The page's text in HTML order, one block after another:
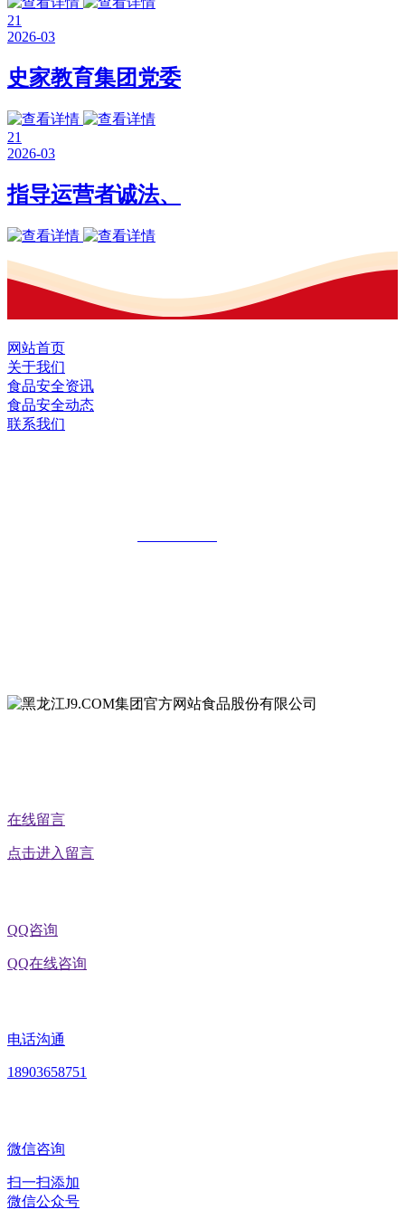
21
2026-03
史家教育集团党委
21
2026-03
指导运营者诚法、
网站首页
关于我们
食品安全资讯
食品安全动态
联系我们
在线留言
点击进入留言
QQ咨询
QQ在线咨询
电话沟通
18903658751
微信咨询
扫一扫添加
微信公众号